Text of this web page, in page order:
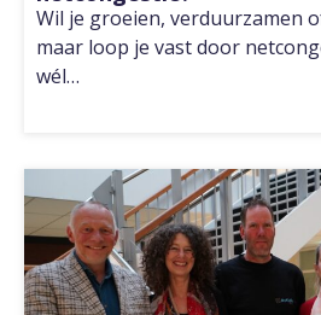
Wil je groeien, verduurzamen
maar loop je vast door
wél…